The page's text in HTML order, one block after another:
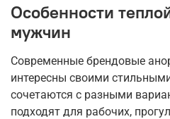
Особенности
мужчин
Современные брендовые
интересны своими
сочетаются с разными
подходят для рабочих,